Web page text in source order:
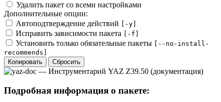
Удалить пакет со всеми настройками
Дополнительные опции:
Автоподтверждение действий
[-y]
Исправить зависимости пакета [-f]
Установить только обязательные пакеты
[--no-install-
recommends]
Копировать
Сбросить
Подробная информация о пакете: